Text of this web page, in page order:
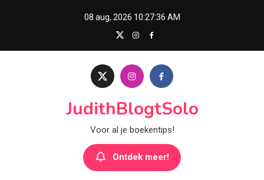
08 aug, 2026 10:27:37 AM
JudithBlogtSolo
Voor al je boekentips!
Ontdek meer!